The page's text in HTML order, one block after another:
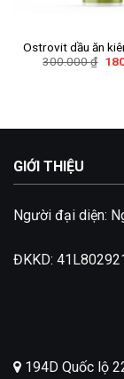
Ostrovit dầu ăn
250 ml
300.000₫ Giá
GIỚI THIỆU
Người đại diện:
ĐKKD:
194D Quốc lộ